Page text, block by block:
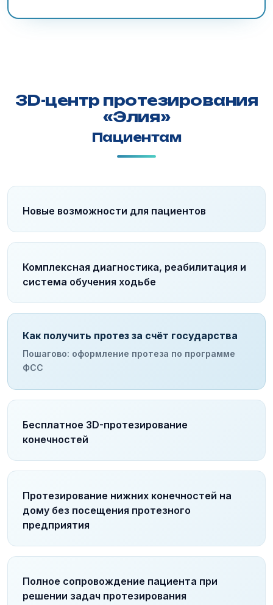
3D-центр протезирования
«Элия»
Пациентам
Новые возможности для пациентов
Комплексная диагностика, реабилитация и
система обучения ходьбе
Как получить протез за счёт государства
Пошагово: оформление протеза по программе
ФСС
Бесплатное 3D-протезирование
конечностей
Протезирование нижних конечностей на
дому без посещения протезного
предприятия
Полное сопровождение пациента при
решении задач протезирования